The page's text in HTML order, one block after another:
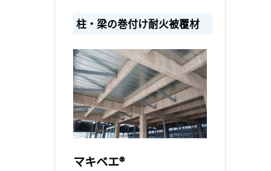
柱・梁の巻付け耐火被覆材
マキベエ®